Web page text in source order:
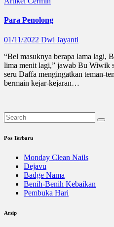
Para Penolong
01/11/2022 Dwi Jayanti
“Bel masuknya berapa lama lagi,
lima menit lagi,” jawab Bu Wiwik
seru Daffa mengingatkan teman-
bermain kejar-kejaran…
Pos Terbaru
Monday Clean Nails
Dejavu
Badge Nama
Benih-Benih Kebaikan
Pembuka Hari
Arsip